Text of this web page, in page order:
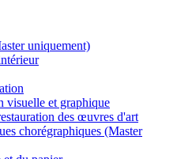
uniquement)
visuelle et graphique
des œuvres d'art
chorégraphiques (Master